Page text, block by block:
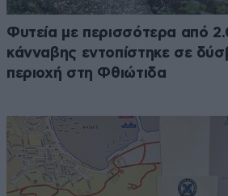
Φυτεία με περισσότερα από
κάνναβης εντοπίστηκε σε
περιοχή στη Φθιώτιδα